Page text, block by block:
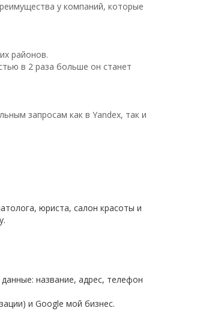
у компаний, которые
районов.
в 2 раза больше он станет
запросам как в Yandex, так и
юриста, салон красоты и
название, адрес, телефон
и Google мой бизнес.